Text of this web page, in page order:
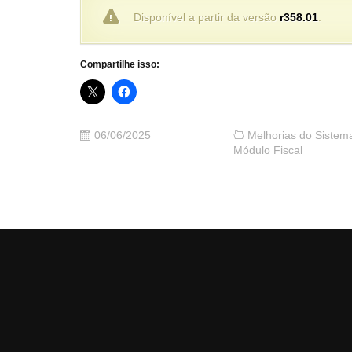
Disponível a partir da versão r358.01
Compartilhe isso:
06/06/2025 Melhorias do
Módulo Fiscal